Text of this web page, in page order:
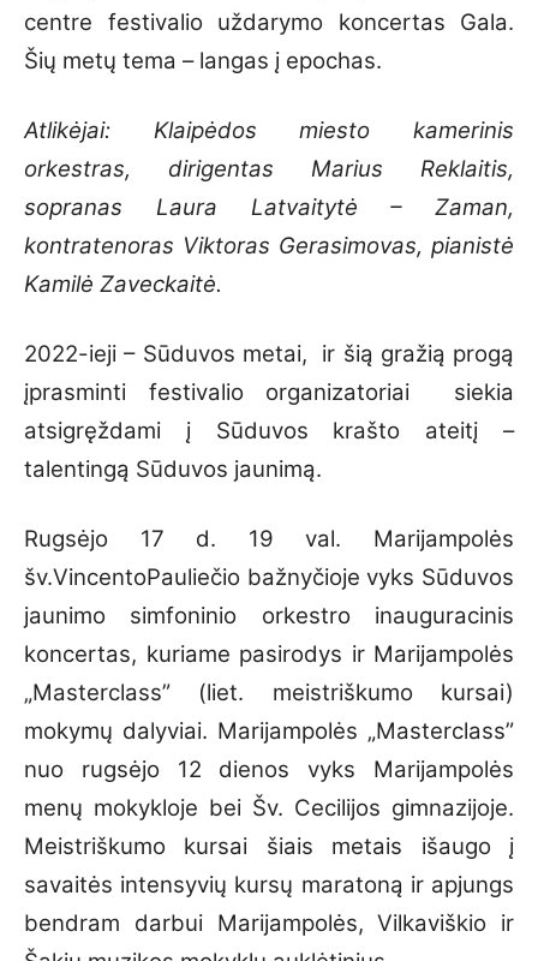
centre festivalio uždarymo koncertas Gala.
Šių metų tema – langas į epochas.
Atlikėjai: Klaipėdos miesto kamerinis
orkestras, dirigentas Marius Reklaitis,
sopranas Laura Latvaitytė – Zaman,
kontratenoras Viktoras Gerasimovas, pianistė
Kamilė Zaveckaitė.
2022-ieji – Sūduvos metai, ir šią gražią progą
įprasminti festivalio organizatoriai siekia
atsigręždami į Sūduvos krašto ateitį –
talentingą Sūduvos jaunimą.
Rugsėjo 17 d. 19 val. Marijampolės
šv.VincentoPauliečio bažnyčioje vyks Sūduvos
jaunimo simfoninio orkestro inauguracinis
koncertas, kuriame pasirodys ir Marijampolės
„Masterclass” (liet. meistriškumo kursai)
mokymų dalyviai. Marijampolės „Masterclass”
nuo rugsėjo 12 dienos vyks Marijampolės
menų mokykloje bei Šv. Cecilijos gimnazijoje.
Meistriškumo kursai šiais metais išaugo į
savaitės intensyvių kursų maratoną ir apjungs
bendram darbui Marijampolės, Vilkaviškio ir